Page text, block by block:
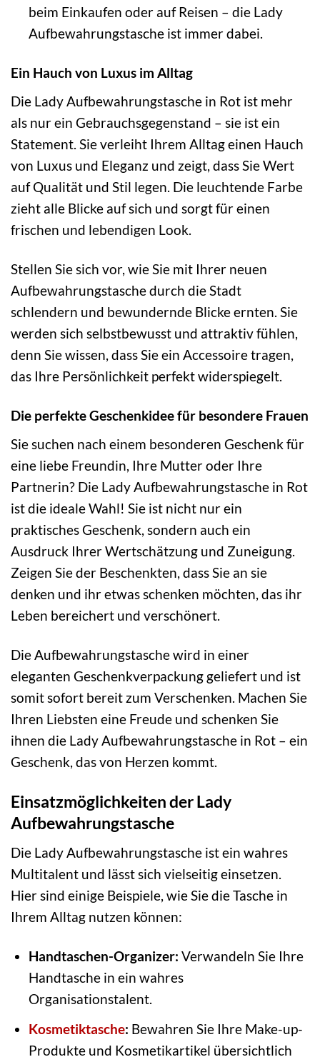
beim Einkaufen oder auf Reisen – die Lady
Aufbewahrungstasche ist immer dabei.
Ein Hauch von Luxus im Alltag
Die Lady Aufbewahrungstasche in Rot ist mehr
als nur ein Gebrauchsgegenstand – sie ist ein
Statement. Sie verleiht Ihrem Alltag einen Hauch
von Luxus und Eleganz und zeigt, dass Sie Wert
auf Qualität und Stil legen. Die leuchtende Farbe
zieht alle Blicke auf sich und sorgt für einen
frischen und lebendigen Look.
Stellen Sie sich vor, wie Sie mit Ihrer neuen
Aufbewahrungstasche durch die Stadt
schlendern und bewundernde Blicke ernten. Sie
werden sich selbstbewusst und attraktiv fühlen,
denn Sie wissen, dass Sie ein Accessoire tragen,
das Ihre Persönlichkeit perfekt widerspiegelt.
Die perfekte Geschenkidee für besondere Frauen
Sie suchen nach einem besonderen Geschenk für
eine liebe Freundin, Ihre Mutter oder Ihre
Partnerin? Die Lady Aufbewahrungstasche in Rot
ist die ideale Wahl! Sie ist nicht nur ein
praktisches Geschenk, sondern auch ein
Ausdruck Ihrer Wertschätzung und Zuneigung.
Zeigen Sie der Beschenkten, dass Sie an sie
denken und ihr etwas schenken möchten, das ihr
Leben bereichert und verschönert.
Die Aufbewahrungstasche wird in einer
eleganten Geschenkverpackung geliefert und ist
somit sofort bereit zum Verschenken. Machen Sie
Ihren Liebsten eine Freude und schenken Sie
ihnen die Lady Aufbewahrungstasche in Rot – ein
Geschenk, das von Herzen kommt.
Einsatzmöglichkeiten der Lady
Aufbewahrungstasche
Die Lady Aufbewahrungstasche ist ein wahres
Multitalent und lässt sich vielseitig einsetzen.
Hier sind einige Beispiele, wie Sie die Tasche in
Ihrem Alltag nutzen können:
Handtaschen-Organizer: Verwandeln Sie Ihre
Handtasche in ein wahres
Organisationstalent.
Kosmetiktasche: Bewahren Sie Ihre Make-up-
Produkte und Kosmetikartikel übersichtlich